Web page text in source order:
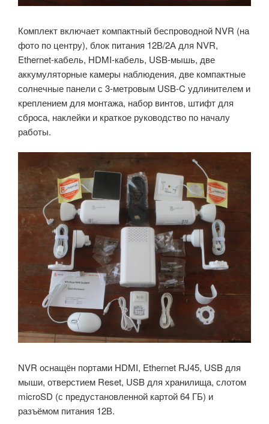
Комплект включает компактный беспроводной NVR (на
фото по центру), блок питания 12В/2А для NVR,
Ethernet-кабель, HDMI-кабель, USB-мышь, две
аккумуляторные камеры наблюдения, две компактные
солнечные панели с 3-метровым USB-C удлинителем и
креплением для монтажа, набор винтов, штифт для
сброса, наклейки и краткое руководство по началу
работы.
NVR оснащён портами HDMI, Ethernet RJ45, USB для
мыши, отверстием Reset, USB для хранилища, слотом
microSD (с предустановленной картой 64 ГБ) и
разъёмом питания 12В.